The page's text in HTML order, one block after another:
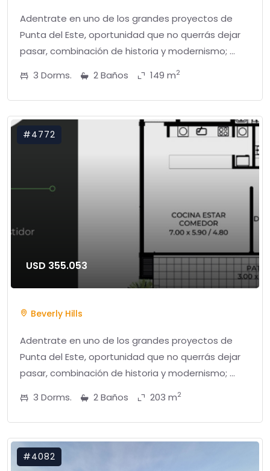
Adentrate en uno de los grandes proyectos de
Punta del Este, oportunidad que no querrás dejar
pasar, combinación de historia y modernismo; ...
3 Dorms.
2 Baños 149 m2
#4772
USD 355.053
Beverly Hills
Adentrate en uno de los grandes proyectos de
Punta del Este, oportunidad que no querrás dejar
pasar, combinación de historia y modernismo; ...
3 Dorms.
2 Baños 203 m2
#4082